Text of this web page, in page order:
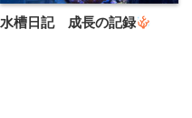
水槽日記 成長の記録